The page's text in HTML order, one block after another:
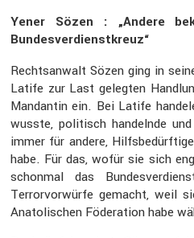
Yener Sözen : „Andere
Bundes­ver­dienst­kreuz“
Rechts­an­walt Sözen ging in
Latife zur Last gelegten
Mandantin ein. Bei Latife
wusste, politisch handelnde
immer für andere,
habe. Für das, wofür sie sich
schonmal das
Terror­vor­würfe gemacht, weil
Anato­li­schen Födera­tion habe